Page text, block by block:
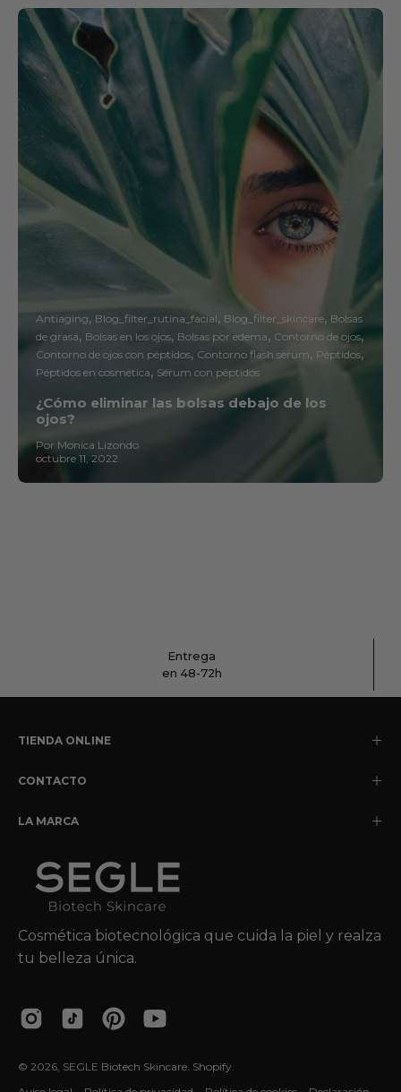
Antiaging Blog_filter_rutina_facial Blog_filter_skincare Bolsas
de grasa Bolsas en los ojos Bolsas por edema Contorno de ojos
Contorno de ojos con péptidos Contorno flash serum Péptidos
Péptidos en cosmética Sérum con péptidos
¿Cómo eliminar las bolsas debajo de los
ojos?
Por Monica Lizondo
octubre 11, 2022
Entrega
en 48-72h
TIENDA ONLINE
CONTACTO
LA MARCA
Cosmética biotecnológica que cuida la piel y realza
tu belleza única.
© 2026, SEGLE Biotech Skincare. Shopify.